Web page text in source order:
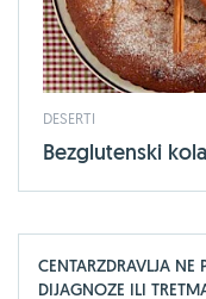
DESERTI
Bezglutenski
CENTARZDRAVLJA NE
DIJAGNOZE ILI